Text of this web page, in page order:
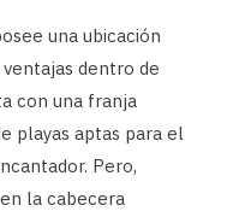
una ubicación
dentro de
con una franja
playas aptas para el
Pero,
la cabecera